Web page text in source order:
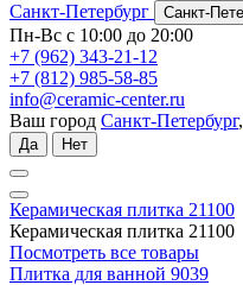
Санкт-Петербург
Санкт-
Пн-Вс с 10:00 до 20:00
+7 (962) 343-21-12
+7 (812) 985-58-85
info@ceramic-center.ru
Ваш город Санкт-Петербург
Да Нет
Керамическая плитка 21100
Керамическая плитка 21100
Посмотреть все товары
Плитка для ванной 9039